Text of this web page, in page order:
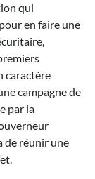
qui
en faire une
caractère
campagne de
par la
de réunir une